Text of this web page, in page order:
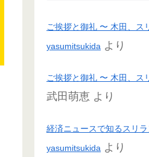
ご挨拶と御礼 〜 木田、ス
yasumitsukida より
ご挨拶と御礼 〜 木田、ス
武田萌恵 より
経済ニュースで知るスリ
yasumitsukida より